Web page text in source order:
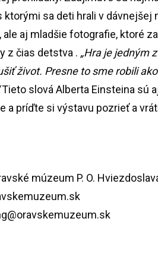
ktorými sa deti hrali v
ale aj mladšie fotografie, ktoré
z čias detstva . „Hra je jedným
život. Presne to sme robili
Tieto slová Alberta Einsteina sú
a príďte si výstavu pozrieť a
múzeum P. O.